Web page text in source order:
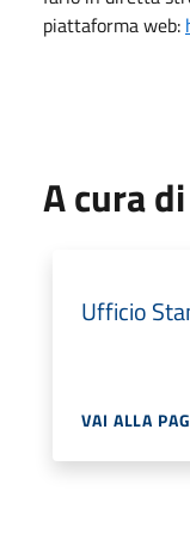
piattaforma web:
A cura di
Ufficio
VAI ALLA